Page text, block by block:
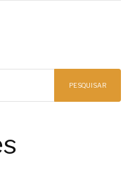
PESQUISAR